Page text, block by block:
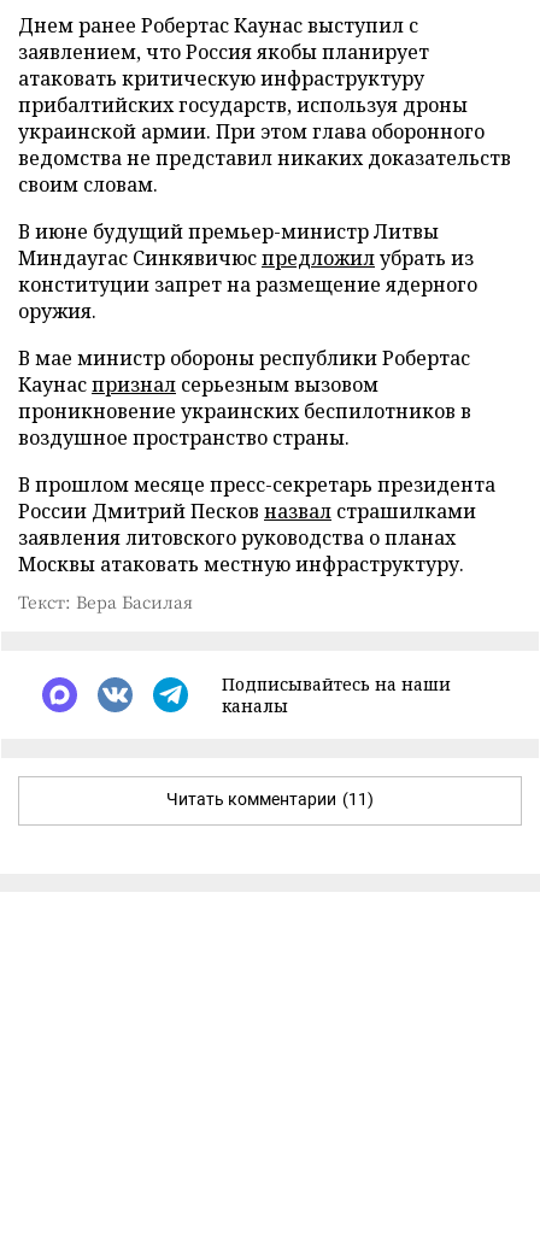
Днем ранее Робертас Каунас выступил с
заявлением, что Россия якобы планирует
атаковать критическую инфраструктуру
прибалтийских государств, используя дроны
украинской армии. При этом глава оборонного
ведомства не представил никаких доказательств
своим словам.
В июне будущий премьер-министр Литвы
Миндаугас Синкявичюспредложилубрать из
конституции запрет на размещение ядерного
оружия.
В мае министр обороны республики Робертас
Каунаспризнал серьезным вызовом
проникновение украинских беспилотников в
воздушное пространство страны.
В прошлом месяце пресс-секретарь президента
России Дмитрий Песков назвал страшилками
заявления литовского руководства о планах
Москвы атаковать местную инфраструктуру.
Текст: Вера Басилая
Подписывайтесь на наши
каналы
Читать комментарии (11)